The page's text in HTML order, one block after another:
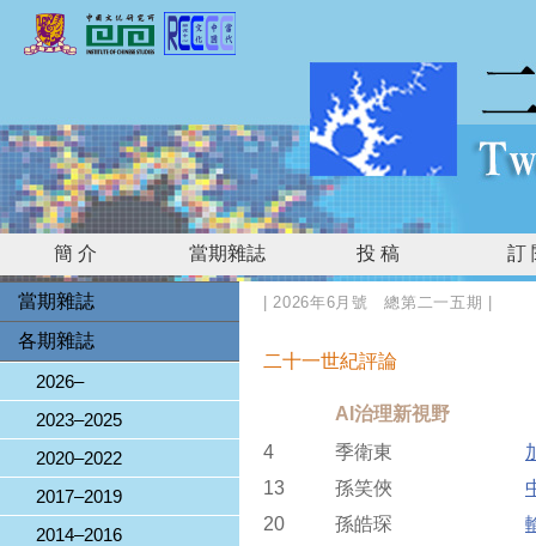
簡 介 當期雜誌 投 稿 訂
當期雜誌
各期雜誌
2026–
2023–2025
2020–2022
2017–2019
2014–2016
|2026年6月號 總第二一五期
二十一世紀評論
AI治理新視野
4
季衛東
13
孫笑俠
20
孫皓琛